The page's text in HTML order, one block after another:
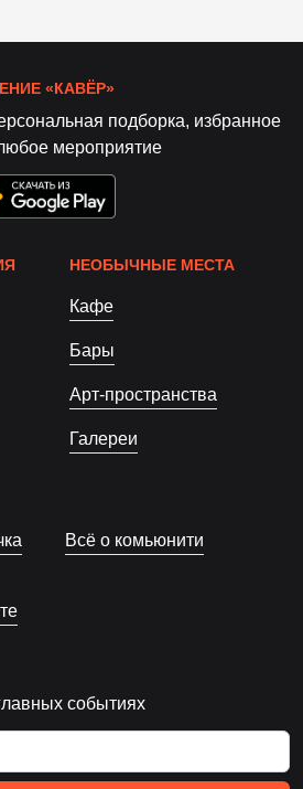
«КАВЁР»
подборка, избранное
мероприятие
НЕОБЫЧНЫЕ МЕСТА
Кафе
Бары
Арт-пространства
Галереи
Всё о комьюнити
событиях